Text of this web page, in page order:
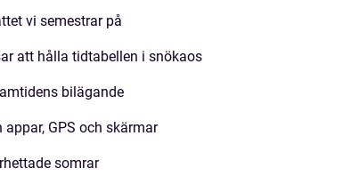
vi semestrar på
att hålla tidtabellen i snökaos
bilägande
GPS och skärmar
somrar